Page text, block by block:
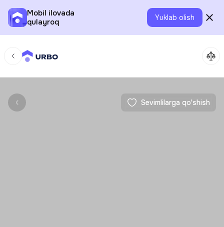
Mobil ilovada
qulayroq
Yuklab olish
Sevimlilarga qo'shish